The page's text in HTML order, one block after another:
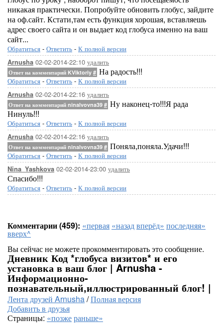
никакая практически. Попробуйте обновить глобус, зайдите
на оф.сайт. Кстати,там есть функция хорошая, вставляешь
адрес своего сайта и он выдает код глобуса именно на ваш
сайт...
Обратиться - Ответить - К полной версии
Arnusha 02-02-2014-22:10 удалить
Ответ на комментарий KViktoriy # На радость!!!
Обратиться - Ответить - К полной версии
Arnusha 02-02-2014-22:16 удалить
Ответ на комментарий ninalvovna39 # Ну наконец-то!!!Я рада
Нинуль!!!
Обратиться - Ответить - К полной версии
Arnusha 02-02-2014-22:16 удалить
Ответ на комментарий ninalvovna39 # Поняла,поняла.Удачи!!!
Обратиться - Ответить - К полной версии
Nina_Yashkova 02-02-2014-23:00 удалить
Спасибо!!!
Обратиться - Ответить - К полной версии
Комментарии (459): «первая «назадвперёд» последняя»
вверх^
Вы сейчас не можете прокомментировать это сообщение.
Дневник Код *глобуса визитов* и его
установка в ваш блог | Arnusha -
Информационно-
познавательный,иллюстрированный блог! |
Лента друзей Arnusha/Полная версия
Добавить в друзья
Страницы: «позжераньше»